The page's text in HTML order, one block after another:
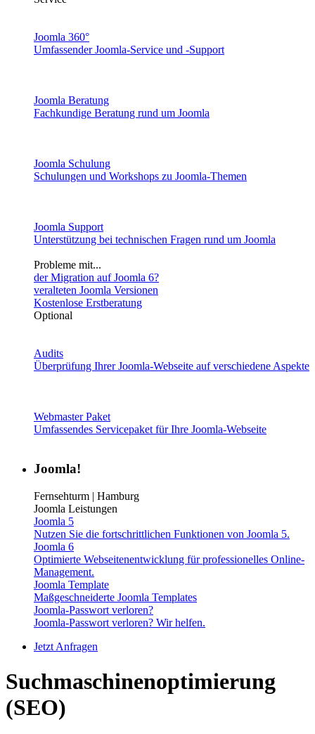
Joomla 360°
Umfassender Joomla-Service und -Support
Joomla Beratung
Fachkundige Beratung rund um Joomla
Joomla Schulung
Schulungen und Workshops zu Joomla-Themen
Joomla Support
Unterstützung bei technischen Fragen rund um Joomla
Probleme mit...
der Migration auf Joomla 6?
veralteten Joomla Versionen
Kostenlose Erstberatung
Optional
Audits
Überprüfung Ihrer Joomla-Webseite auf verschiedene Aspekte
Webmaster Paket
Umfassendes Servicepaket für Ihre Joomla-Webseite
Joomla!
Fernsehturm | Hamburg
Joomla Leistungen
Joomla 5
Nutzen Sie die fortschrittlichen Funktionen von Joomla 5.
Joomla 6
Optimierte Webseitenentwicklung für professionelles Online-
Management.
Joomla Template
Maßgeschneiderte Joomla Templates
Joomla-Passwort verloren?
Joomla-Passwort verloren? Wir helfen.
Jetzt Anfragen
Suchmaschinenoptimierung
(SEO)